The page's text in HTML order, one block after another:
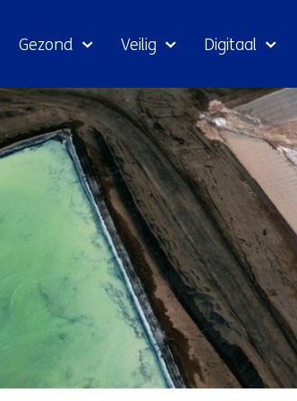
Gezond Veilig Digitaal